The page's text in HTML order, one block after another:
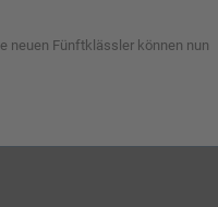
neuen Fünftklässler können nun